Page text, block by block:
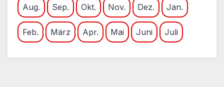
Aug. Sep. Okt. Nov. Dez. Jan.
Feb. März Apr. Mai Juni Juli